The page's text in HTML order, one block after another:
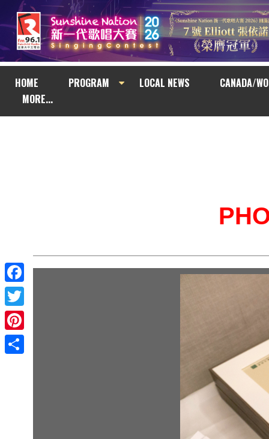
HOME PROGRAM LOCAL NEWS
CANADA/
MORE...
Facebook
Twitter
Pinterest